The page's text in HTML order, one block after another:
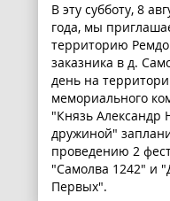
В эту субботу, 8
года, мы
территорию
заказника в д.
день на
мемориального
"Князь Александр
дружиной"
проведению 2
"Самолва 1242" и
Первых".